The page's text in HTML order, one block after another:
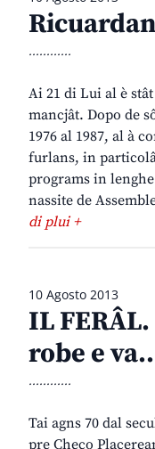
............
Ai 21 di Lui al è
mancjât. Dopo de
1976 al 1987, al à
furlans, in
programs in
nassite de
di plui +
10 Agosto 2013
IL
robe e
............
Tai agns 70 dal
pre Checo